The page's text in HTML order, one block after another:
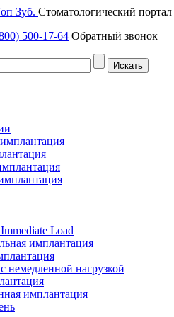
Стоматологический портал
500-17-64 Обратный звонок
Load
имплантация
немедленной нагрузкой
имплантация